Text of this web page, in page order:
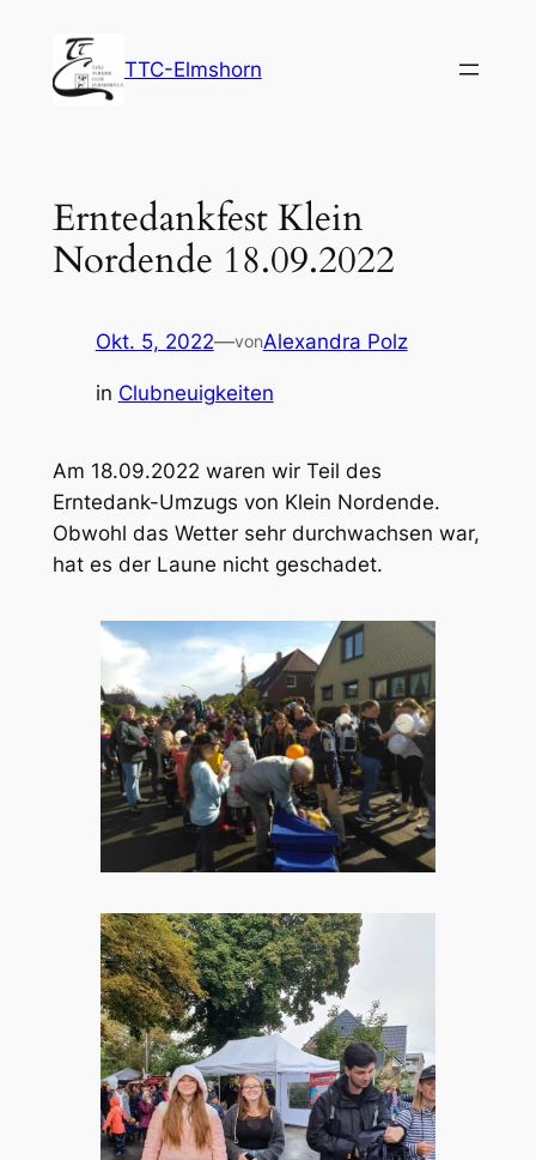
springen
TTC-Elmshorn
Erntedankfest Klein
Nordende 18.09.2022
Okt. 5, 2022—vonAlexandra Polz
in Clubneuigkeiten
Am 18.09.2022 waren wir Teil des
Erntedank-Umzugs von Klein Nordende.
Obwohl das Wetter sehr durchwachsen war,
hat es der Laune nicht geschadet.